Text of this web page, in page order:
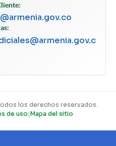
los derechos reservados.
de uso |Mapa del sitio